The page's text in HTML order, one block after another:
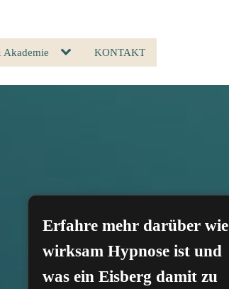
KONTAKT
Erfahre mehr darüber wie
wirksam Hypnose ist und
was ein Eisberg damit zu